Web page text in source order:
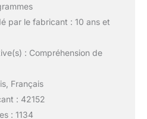
par le fabricant : 10 ans et
: Compréhension de
Français
: 42152
: 1134